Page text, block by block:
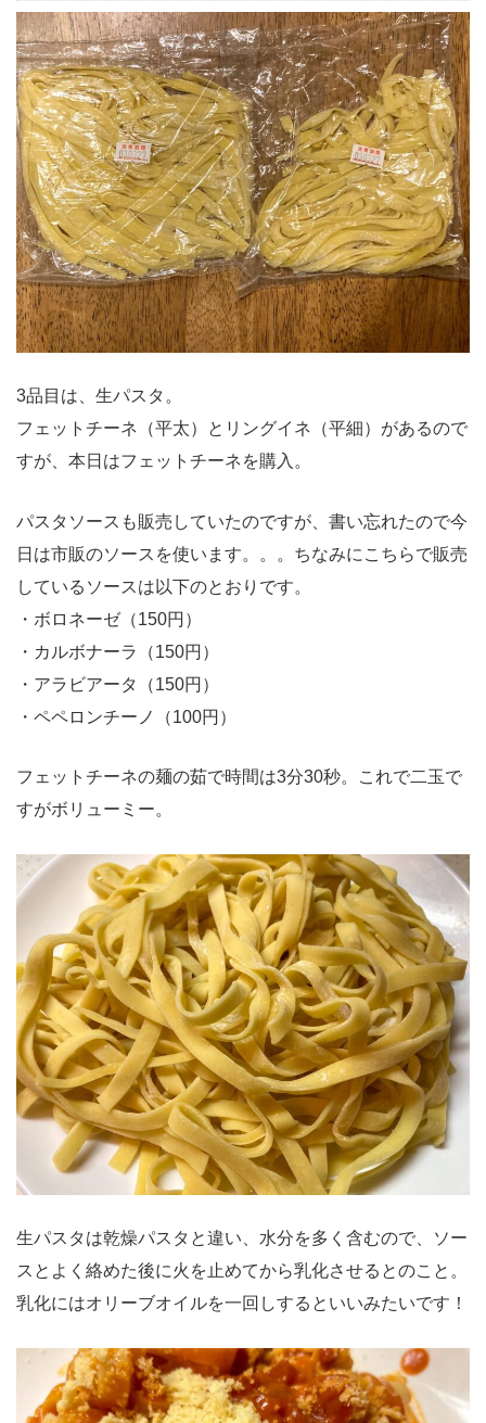
3品目は、生パスタ。
フェットチーネ（平太）とリングイネ（平細）があるので
すが、本日はフェットチーネを購入。
パスタソースも販売していたのですが、書い忘れたので今
日は市販のソースを使います。。。ちなみにこちらで販売
しているソースは以下のとおりです。
・ボロネーゼ（150円）
・カルボナーラ（150円）
・アラビアータ（150円）
・ペペロンチーノ（100円）
フェットチーネの麺の茹で時間は3分30秒。これで二玉で
すがボリューミー。
生パスタは乾燥パスタと違い、水分を多く含むので、ソー
スとよく絡めた後に火を止めてから乳化させるとのこと。
乳化にはオリーブオイルを一回しするといいみたいです！